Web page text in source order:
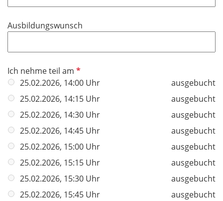
d
t
e
d
l
c
t
e
l
d
Ausbildungswunsch
Ich nehme teil am P
f
l
c
h
t
e
l
d
25.02.2026, 14:00 Uhr
ausgebucht
25.02.2026, 14:15 Uhr
ausgebucht
25.02.2026, 14:30 Uhr
ausgebucht
25.02.2026, 14:45 Uhr
ausgebucht
25.02.2026, 15:00 Uhr
ausgebucht
25.02.2026, 15:15 Uhr
ausgebucht
25.02.2026, 15:30 Uhr
ausgebucht
25.02.2026, 15:45 Uhr
ausgebucht